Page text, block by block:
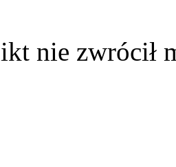
nie zwrócił